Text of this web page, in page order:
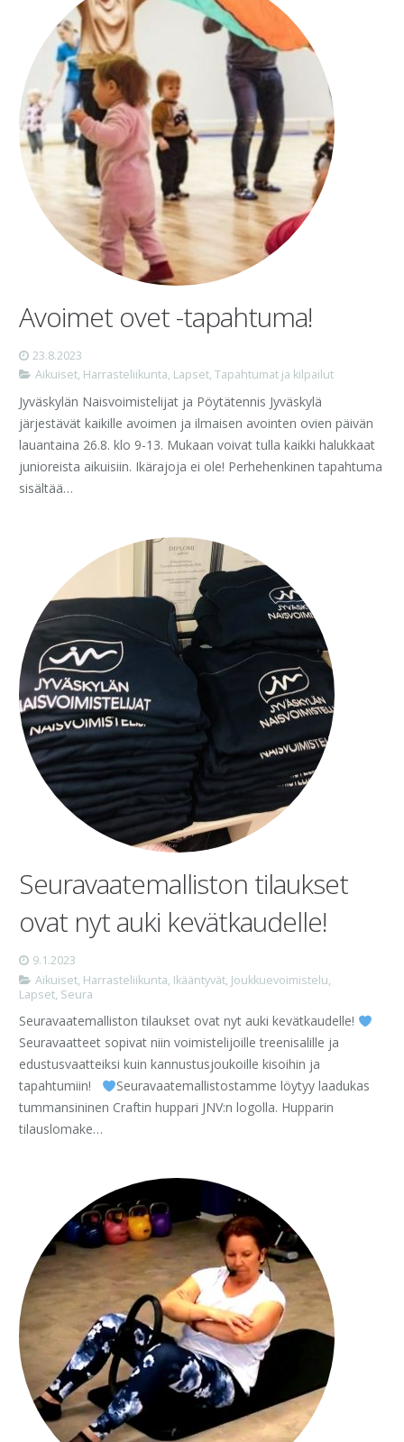
Avoimet ovet -tapahtuma!
23.8.2023
Aikuiset, Harrasteliikunta, Lapset,Tapahtumat ja kilpailut
Jyväskylän Naisvoimistelijat ja Pöytätennis Jyväskylä
järjestävät kaikille avoimen ja ilmaisen avointen ovien päivän
lauantaina 26.8. klo 9-13. Mukaan voivat tulla kaikki halukkaat
junioreista aikuisiin. Ikärajoja ei ole! Perhehenkinen tapahtuma
sisältää…
Seuravaatemalliston tilaukset
ovat nyt auki kevätkaudelle!
9.1.2023
Aikuiset, Harrasteliikunta, Ikääntyvät, Joukkuevoimistelu,
Lapset, Seura
Seuravaatemalliston tilaukset ovat nyt auki kevätkaudelle!
Seuravaatteet sopivat niin voimistelijoille treenisalille ja
edustusvaatteiksi kuin kannustusjoukoille kisoihin ja
tapahtumiin!
Seuravaatemallistostamme löytyy laadukas
tummansininen Craftin huppari JNV:n logolla. Hupparin
tilauslomake…